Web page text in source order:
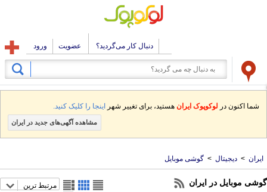
دنبال کار می‌گردید؟ عضویت ورود
شما اکنون در لوکوپوک ایرانهستید، برای تغییر شهراینجا را کلیک کنید.
مشاهده آگهی‌های جدید در ایران
> دیجیتال > گوشی موبایل
موبایل در ایران مرتبط ترین